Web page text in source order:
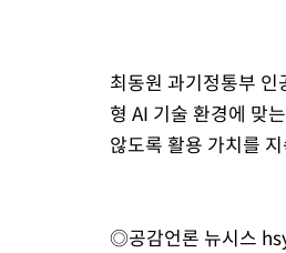
최동원 과기정통부
형 AI 기술 환경에 맞
않도록 활용 가치를
◎공감언론 뉴시스